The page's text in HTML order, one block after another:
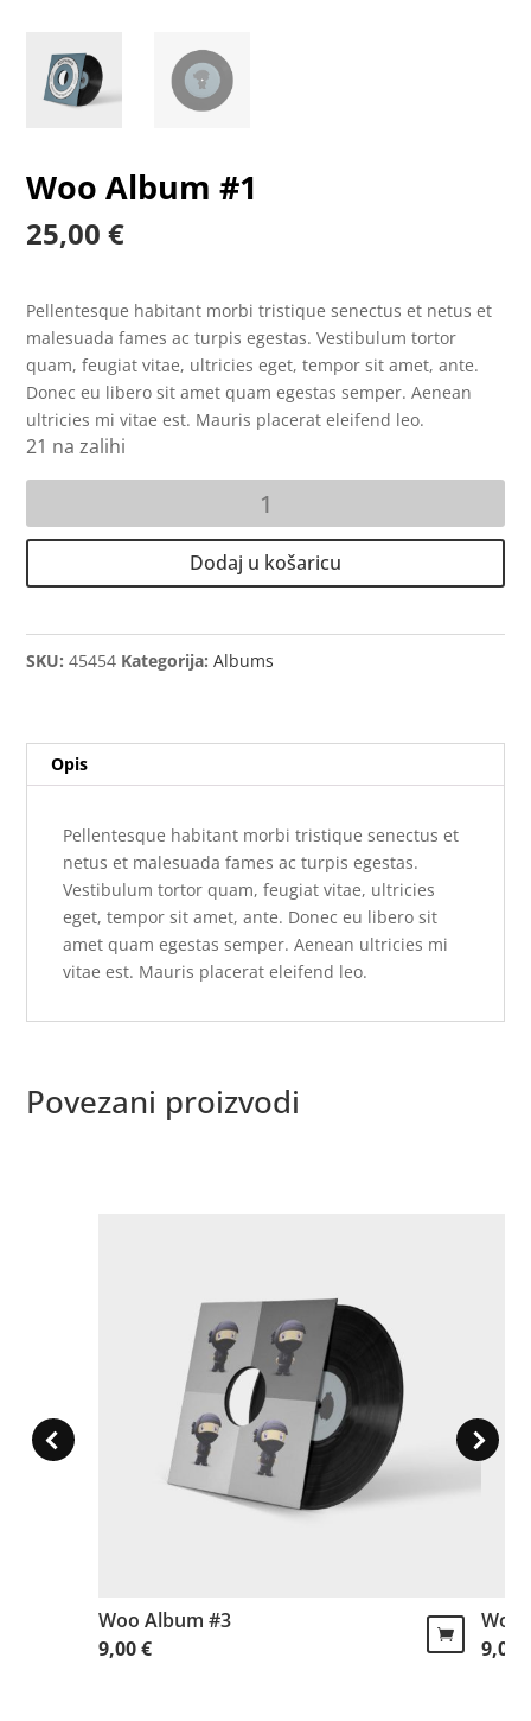
Woo Album #1
25,00€
Pellentesque habitant morbi tristique senectus et netus et
malesuada fames ac turpis egestas. Vestibulum tortor
quam, feugiat vitae, ultricies eget, tempor sit amet, ante.
Donec eu libero sit amet quam egestas semper. Aenean
ultricies mi vitae est. Mauris placerat eleifend leo.
21 na zalihi
#1
Dodaj u košaricu
SKU:45454 Kategorija:Albums
Opis
Pellentesque habitant morbi tristique senectus et
netus et malesuada fames ac turpis egestas.
Vestibulum tortor quam, feugiat vitae, ultricies
eget, tempor sit amet, ante. Donec eu libero sit
amet quam egestas semper. Aenean ultricies mi
vitae est. Mauris placerat eleifend leo.
Povezani proizvodi
Woo Album #3
9,00€
Woo
9,00